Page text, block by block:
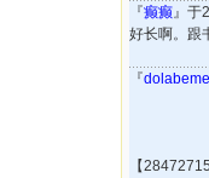
『癫癫』于
好长啊。跟
『
【